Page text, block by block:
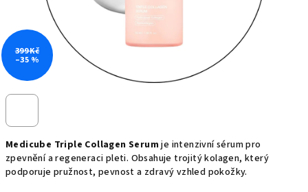
Medicube Triple Collagen Serumje intenzivní sérum pro
zpevnění a regeneraci pleti. Obsahuje trojitý kolagen, který
podporuje pružnost, pevnost a zdravý vzhled pokožky.
399 Kč
–35 %